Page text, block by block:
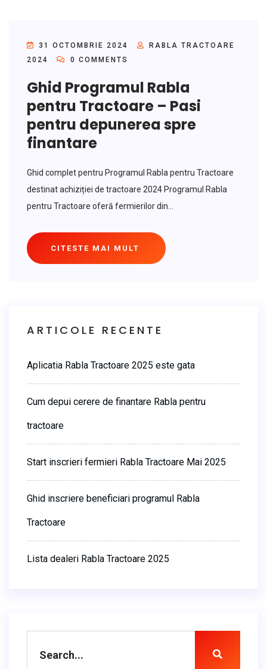
31 OCTOMBRIE 2024
RABLA TRACTOARE
2024
0 COMMENTS
Ghid Programul Rabla
pentru Tractoare – Pasi
pentru depunerea spre
finantare
Ghid complet pentru Programul Rabla pentru Tractoare
destinat achiziției de tractoare 2024 Programul Rabla
pentru Tractoare oferă fermierilor din...
CITESTE MAI MULT
ARTICOLE RECENTE
Aplicatia Rabla Tractoare 2025 este gata
Cum depui cerere de finantare Rabla pentru
tractoare
Start inscrieri fermieri Rabla Tractoare Mai 2025
Ghid inscriere beneficiari programul Rabla
Tractoare
Lista dealeri Rabla Tractoare 2025